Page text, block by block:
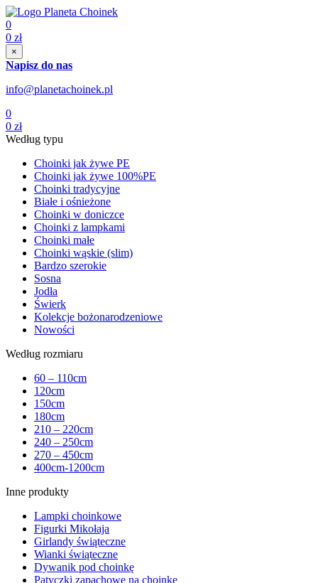
0
0 zł
×
Napisz do nas
info@planetachoinek.pl
0
0 zł
Według typu
Choinki jak żywe PE
Choinki jak żywe 100%PE
Choinki tradycyjne
Białe i ośnieżone
Choinki w doniczce
Choinki z lampkami
Choinki małe
Choinki wąskie (slim)
Bardzo szerokie
Sosna
Jodła
Świerk
Kolekcje bożonarodzeniowe
Nowości
Według rozmiaru
60 – 110cm
120cm
150cm
180cm
210 – 220cm
240 – 250cm
270 – 450cm
400cm-1200cm
Inne produkty
Lampki choinkowe
Figurki Mikołaja
Girlandy świąteczne
Wianki świąteczne
Dywanik pod choinkę
Patyczki zapachowe na choinkę